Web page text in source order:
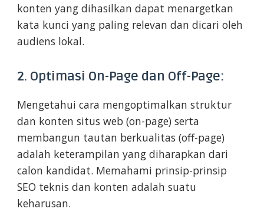
konten yang dihasilkan dapat menargetkan
kata kunci yang paling relevan dan dicari oleh
audiens lokal.
2. Optimasi On-Page dan Off-Page:
Mengetahui cara mengoptimalkan struktur
dan konten situs web (on-page) serta
membangun tautan berkualitas (off-page)
adalah keterampilan yang diharapkan dari
calon kandidat. Memahami prinsip-prinsip
SEO teknis dan konten adalah suatu
keharusan.